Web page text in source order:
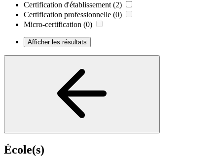
Certification d'établissement (2)
Certification professionnelle (0)
Micro-certification (0)
Afficher les résultats
École(s)